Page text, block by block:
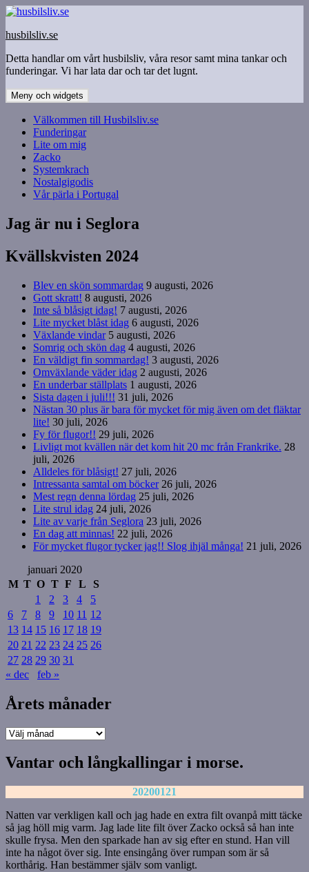
Hoppa
innehåll
husbilsliv.se
Detta handlar om vårt husbilsliv, våra resor samt mina tankar och
funderingar. Vi har lata dar och tar det lugnt.
Meny och widgets
Välkommen till Husbilsliv.se
Funderingar
Lite om mig
Zacko
Systemkrach
Nostalgigodis
Vår pärla i Portugal
Jag är nu i Seglora
Kvällskvisten 2024
Blev en skön sommardag 9 augusti, 2026
Gott skratt! 8 augusti, 2026
Inte så blåsigt idag! 7 augusti, 2026
Lite mycket blåst idag 6 augusti, 2026
Växlande vindar 5 augusti, 2026
Somrig och skön dag 4 augusti, 2026
En väldigt fin sommardag! 3 augusti, 2026
Omväxlande väder idag 2 augusti, 2026
En underbar ställplats 1 augusti, 2026
Sista dagen i juli!!! 31 juli, 2026
Nästan 30 plus är bara för mycket för mig även om det fläktar
lite! 30 juli, 2026
Fy för flugor!! 29 juli, 2026
Livligt mot kvällen när det kom hit 20 mc från Frankrike. 28
juli, 2026
Alldeles för blåsigt! 27 juli, 2026
Intressanta samtal om böcker 26 juli, 2026
Mest regn denna lördag 25 juli, 2026
Lite strul idag 24 juli, 2026
Lite av varje från Seglora 23 juli, 2026
En dag att minnas! 22 juli, 2026
För mycket flugor tycker jag!! Slog ihjäl många! 21 juli, 2026
januari 2020
M T O T F L
S
1
2 3 4
5
6
7 8 9 10 11 12
13 14 15 16 17 18 19
20 21 22 23 24 25 26
27 28 29 30 31
« dec
feb »
Årets månader
Årets
Vantar och långkallingar i morse.
20200121
Natten var verkligen kall och jag hade en extra filt ovanpå mitt täcke
så jag höll mig varm. Jag lade lite filt över Zacko också så han inte
skulle frysa. Men den sparkade han av sig efter en stund. Han vill
inte ha något över sig. Inte ensingång över rumpan som är så
korthårig. Han bestämmer själv som vanligt.